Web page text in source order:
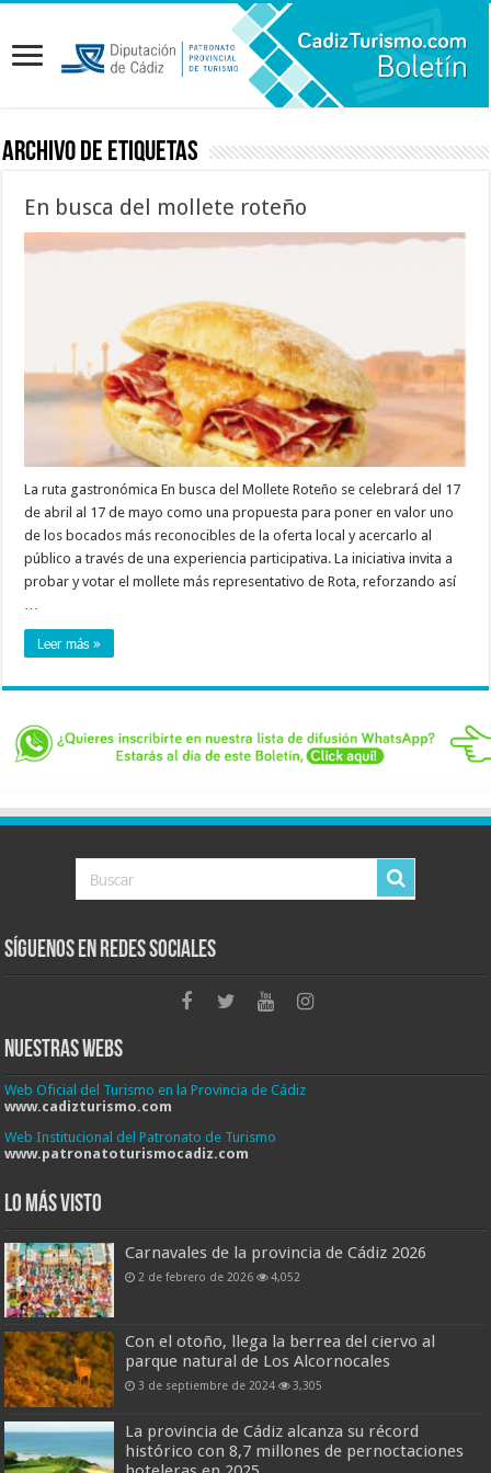
Archivo de etiquetas
En busca del mollete roteño
La ruta gastronómica En busca del Mollete Roteño se celebrará del 17
de abril al 17 de mayo como una propuesta para poner en valor uno
de los bocados más reconocibles de la oferta local y acercarlo al
público a través de una experiencia participativa. La iniciativa invita a
probar y votar el mollete más representativo de Rota, reforzando así
…
Leer más »
Síguenos en Redes Sociales
Nuestras Webs
Web Oficial del Turismo en la Provincia de Cádiz
www.cadizturismo.com
Web Institucional del Patronato de Turismo
www.patronatoturismocadiz.com
Lo más visto
Carnavales de la provincia de Cádiz 2026
2 de febrero de 2026 4,052
Con el otoño, llega la berrea del ciervo al
parque natural de Los Alcornocales
3 de septiembre de 2024 3,305
La provincia de Cádiz alcanza su récord
histórico con 8,7 millones de pernoctaciones